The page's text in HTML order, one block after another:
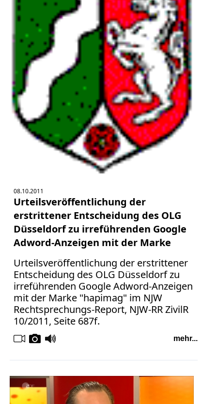
08.10.2011
Urteilsveröffentlichung der
erstrittener Entscheidung des OLG
Düsseldorf zu irreführenden Google
Adword-Anzeigen mit der Marke
Urteilsveröffentlichung der erstrittener
Entscheidung des OLG Düsseldorf zu
irreführenden Google Adword-Anzeigen
mit der Marke "hapimag" im NJW
Rechtsprechungs-Report, NJW-RR ZivilR
10/2011, Seite 687f.
mehr...